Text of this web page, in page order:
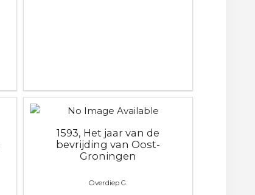
1593, Het jaar van de
bevrijding van Oost-
Groningen
Overdiep G.